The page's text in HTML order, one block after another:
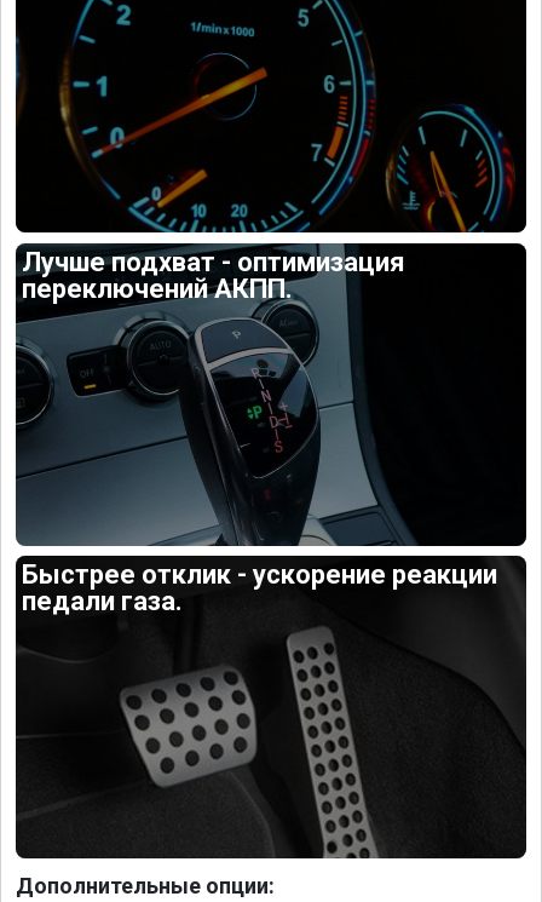
Лучше подхват - оптимизация
переключений АКПП.
Быстрее отклик - ускорение реакции
педали газа.
Дополнительные опции: